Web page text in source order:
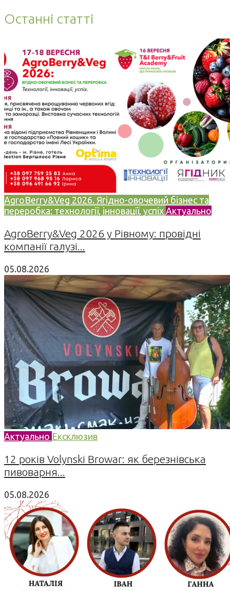
Останні статті
AgroBerry&Veg 2026. Ягідно-овочевий бізнес та
переробка: технології, інновації, успіх Актуально
AgroBerry&Veg 2026 у Рівному: провідні
компанії галузі...
05.08.2026
Актуально Ексклюзив
12 років Volynski Browar: як березнівська
пивоварня...
05.08.2026